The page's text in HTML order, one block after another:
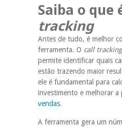
Saiba o que
tracking
Antes de tudo, é melhor
ferramenta. O call tracking
permite identificar quais
estão trazendo maior
ele é fundamental para
investimento e melhorar a
vendas.
A ferramenta gera um